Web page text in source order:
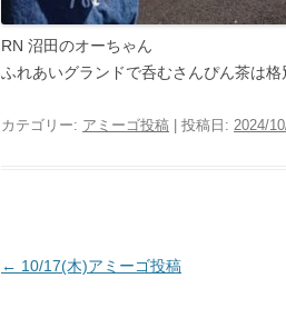
RN 沼田のオーちゃん
ふれあいグランドで呑むさんぴん茶は格
カテゴリー: アミーゴ投稿 | 投稿日: 2024/
投
← 10/17(木)アミーゴ投稿